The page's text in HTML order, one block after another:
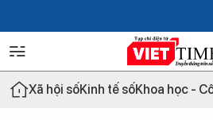
Xã hội sốKinh tế sốKhoa học -